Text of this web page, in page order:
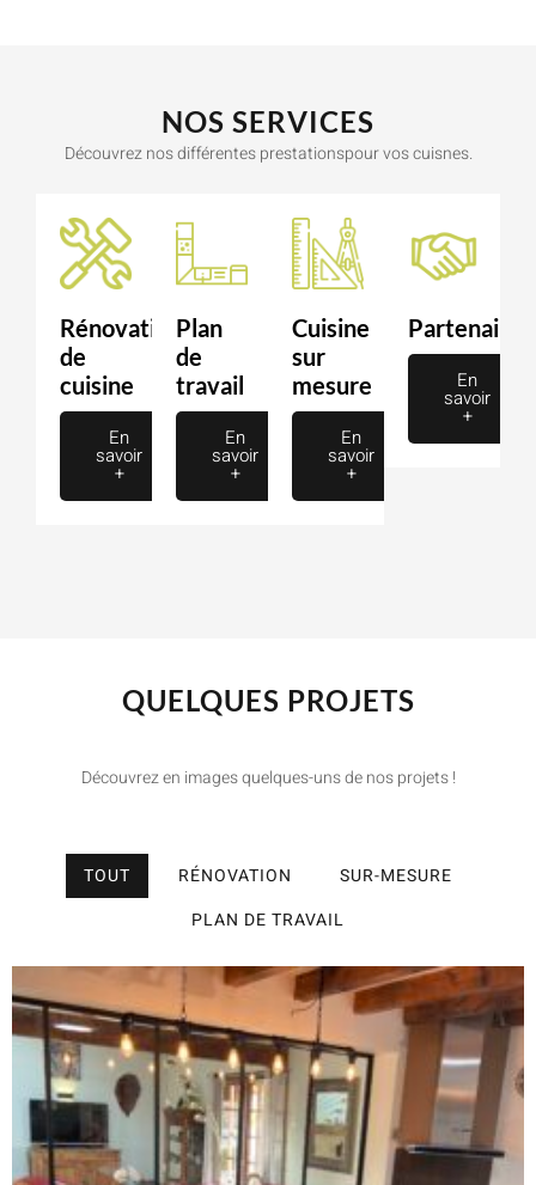
NOS SERVICES
Découvrez nos différentes prestationspour vos cuisnes.
Rénovation
de
cuisine
En
savoir
+
Plan
de
travail
En
savoir
+
Cuisine
sur
mesure
En
savoir
+
Partenaire
En
savoir
+
QUELQUES PROJETS
Découvrez en images quelques-uns de nos projets !
TOUT RÉNOVATION
SUR-MESURE
PLAN DE TRAVAIL